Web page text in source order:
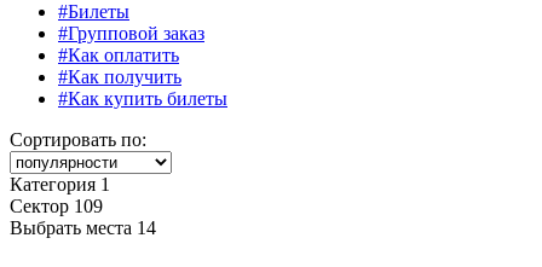
#Билеты
#Групповой заказ
#Как оплатить
#Как получить
#Как купить билеты
Сортировать по:
Категория 1
Сектор 109
Выбрать места 14